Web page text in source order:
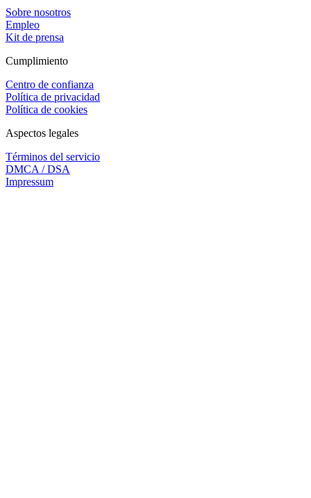
Sobre nosotros
Empleo
Kit de prensa
Cumplimiento
Centro de confianza
Política de privacidad
Política de cookies
Aspectos legales
Términos del servicio
DMCA / DSA
Impressum